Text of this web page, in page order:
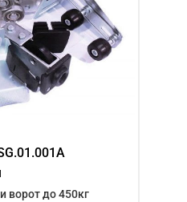
ворот до 450кг